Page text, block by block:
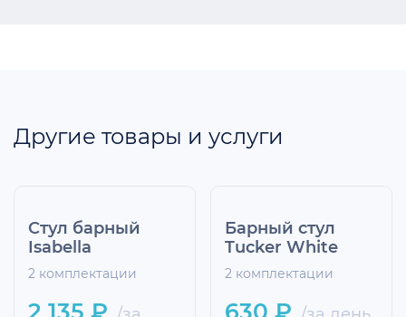
Другие товары и услуги
Стул барный
Isabella
2 комплектации
2 135 ₽
Барный стул
Tucker White
2 комплектации
630 ₽